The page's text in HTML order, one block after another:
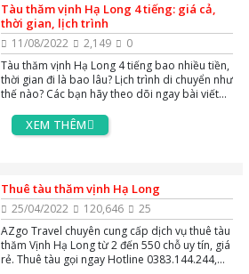
Tàu thăm vịnh Hạ Long 4 tiếng: giá cả,
thời gian, lịch trình
11/08/2022 2,149
0
Tàu thăm vịnh Hạ Long 4 tiếng bao nhiều tiền,
thời gian đi là bao lâu? Lịch trình di chuyển như
thế nào? Các bạn hãy theo dõi ngay bài viết
XEM THÊM
Thuê tàu thăm vịnh Hạ Long
25/04/2022 120,646
25
AZgo Travel chuyên cung cấp dịch vụ thuê tàu
thăm Vịnh Hạ Long từ 2 đến 550 chỗ uy tín, giá
rẻ. Thuê tàu gọi ngay Hotline 0383.144.244,